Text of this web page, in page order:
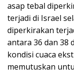
asap tebal
terjadi di Israel
diperkirakan
antara 36 dan 38
kondisi cuaca
memutuskan